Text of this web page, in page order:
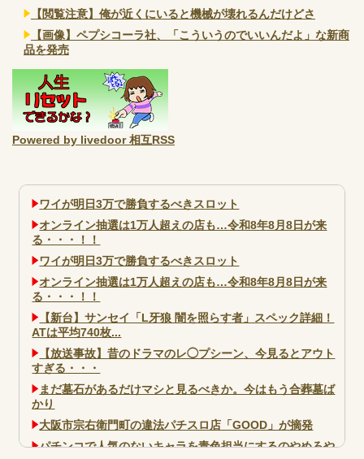
【閲覧注意】俺が近くにいると機械が壊れるんだけどさ
【画像】ペプシコーラ社、「こういうのでいいんだよ」な新商
品を発売
Powered by livedoor 相互RSS
ワイが明日3万で勝負するべきスロット
オンライン抽選は1万人超えの店も…令和8年8月8日が来
る・・・！！
ワイが明日3万で勝負するべきスロット
オンライン抽選は1万人超えの店も…令和8年8月8日が来
る・・・！！
【新台】サンセイ「L牙狼 闇を照らす者」スペック詳細！
ATは平均740枚...
【放送事故】昔のドラマのレ◯プシーン、今見るとアウト
すぎる・・・
まだ墓石があるだけマシと見るべきか。今はもう合葬墓ば
かり
大阪市宗右衛門町の違法パチスロ店「GOOD」が摘発
パチンコで人気のないキャラを青色担当にするのやめろや